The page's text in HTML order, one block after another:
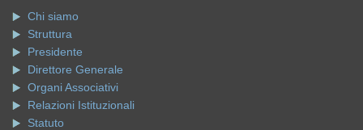
Chi siamo
Struttura
Presidente
Direttore Generale
Organi Associativi
Relazioni Istituzionali
Statuto